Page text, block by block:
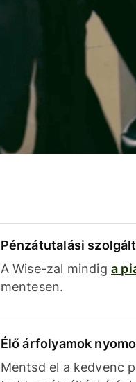
Pénzátutalási
A Wise-zal mindig a
mentesen.
Élő árfolyamok
Mentsd el a kedvenc